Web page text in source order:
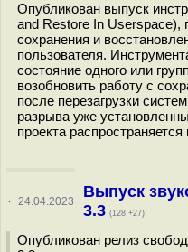
Опубликован выпуск
and Restore In Userspace),
сохранения и
пользователя.
состояние одного или
возобновить работу с
после перезагрузки
разрыва уже
проекта
· 24.04.2023
Выпуск
3.3 (128 +27)
Опубликован релиз